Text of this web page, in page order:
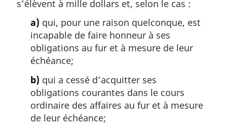
s’élèvent à mille dollars et, selon le cas :
a) qui, pour une raison quelconque, est
incapable de faire honneur à ses
obligations au fur et à mesure de leur
échéance;
b) qui a cessé d’acquitter ses
obligations courantes dans le cours
ordinaire des affaires au fur et à mesure
de leur échéance;